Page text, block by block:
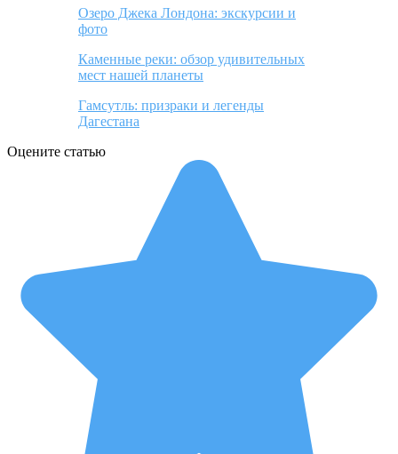
Озеро Джека Лондона: экскурсии и
фото
Каменные реки: обзор удивительных
мест нашей планеты
Гамсутль: призраки и легенды
Дагестана
Оцените статью